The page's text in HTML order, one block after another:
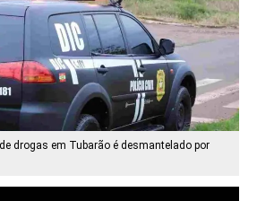
drogas em Tubarão é desmantelado por